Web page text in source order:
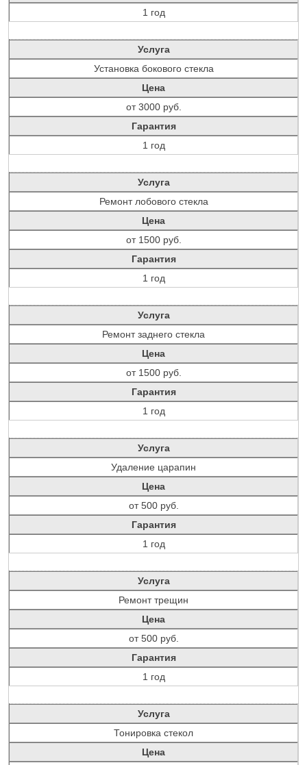
1 год
Услуга
Установка бокового стекла
Цена
от 3000 руб.
Гарантия
1 год
Услуга
Ремонт лобового стекла
Цена
от 1500 руб.
Гарантия
1 год
Услуга
Ремонт заднего стекла
Цена
от 1500 руб.
Гарантия
1 год
Услуга
Удаление царапин
Цена
от 500 руб.
Гарантия
1 год
Услуга
Ремонт трещин
Цена
от 500 руб.
Гарантия
1 год
Услуга
Тонировка стекол
Цена